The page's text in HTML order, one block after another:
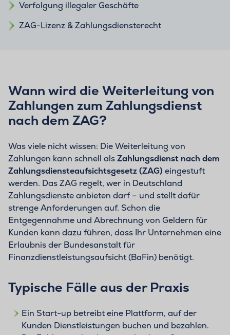
Verfolgung illegaler Geschäfte
ZAG-Lizenz & Zahlungsdiensterecht
Wann wird die Weiterleitung von
Zahlungen zum Zahlungsdienst
nach dem ZAG?
Was viele nicht wissen: Die Weiterleitung von
Zahlungen kann schnell alsZahlungsdienst nach dem
Zahlungsdiensteaufsichtsgesetz (ZAG) eingestuft
werden. Das ZAG regelt, wer in Deutschland
Zahlungsdienste anbieten darf – und stellt dafür
strenge Anforderungen auf. Schon die
Entgegennahme und Abrechnung von Geldern für
Kunden kann dazu führen, dass Ihr Unternehmen eine
Erlaubnis der Bundesanstalt für
Finanzdienstleistungsaufsicht (BaFin) benötigt.
Typische Fälle aus der Praxis
Ein Start-up betreibt eine Plattform, auf der
Kunden Dienstleistungen buchen und bezahlen.